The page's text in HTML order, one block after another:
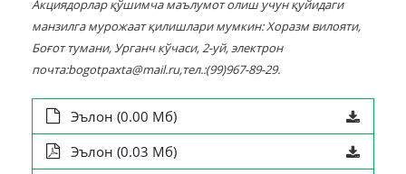
Акциядорлар қўшимча маълумотолиш учун қуйидаги
манзилга мурожаат қилишлари мумкин: Хоразм вилояти,
Боғоттумани, Урганч кўчаси, 2-уй,электрон
почта:bogotpaxta@mail.ru,тел.:(99)967-89-29.
Эълон (0.00 Мб)
Эълон (0.03 Мб)